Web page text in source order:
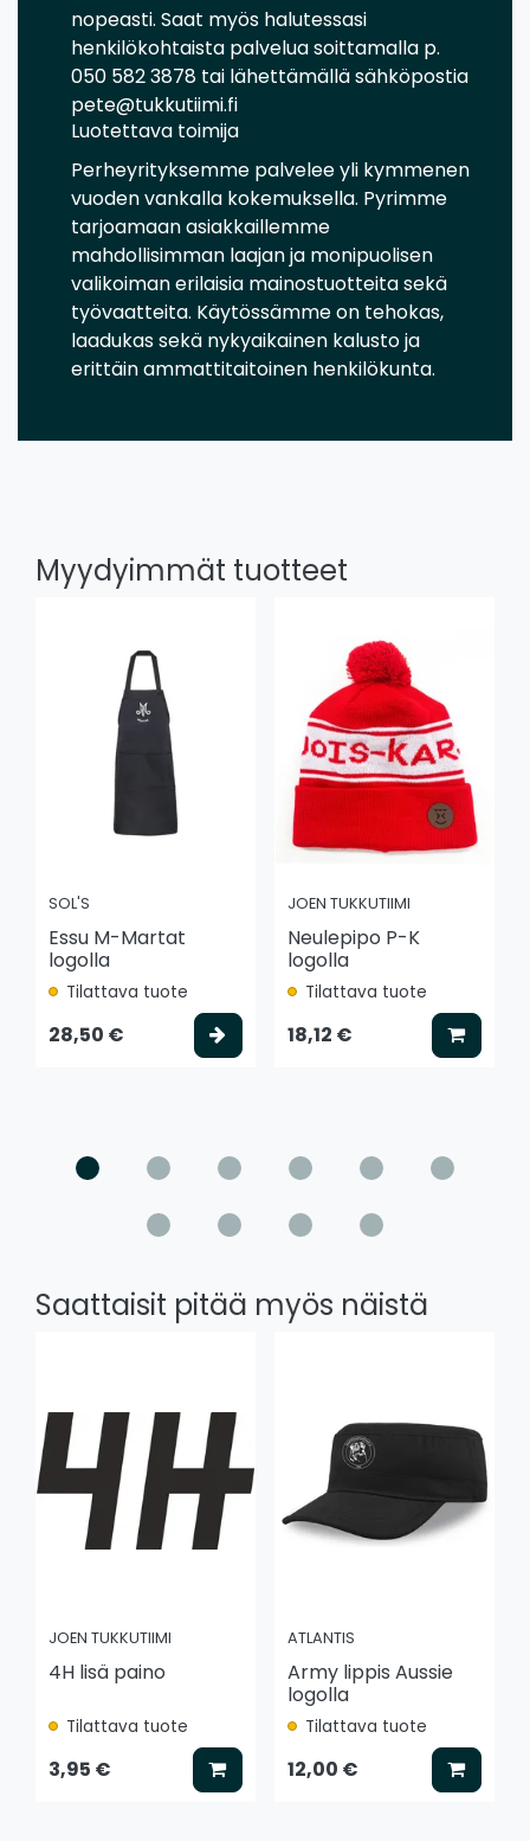
nopeasti. Saat myös halutessasi
henkilökohtaista palvelua soittamalla p.
050 582 3878 tai lähettämällä sähköpostia
pete@tukkutiimi.fi
Luotettava toimija
Perheyrityksemme palvelee yli kymmenen
vuoden vankalla kokemuksella. Pyrimme
tarjoamaan asiakkaillemme
mahdollisimman laajan ja monipuolisen
valikoiman erilaisia mainostuotteita sekä
työvaatteita. Käytössämme on tehokas,
laadukas sekä nykyaikainen kalusto ja
erittäin ammattitaitoinen henkilökunta.
Myydyimmät tuotteet
SOL'S
Essu M-Martat
logolla
Tilattava tuote
28,50 € Valitse vaihtoehto
JOEN TUKKUTIIMI
Neulepipo P-K
logolla
Tilattava tuote
18,12 € Lisää
Saattaisit pitää myös näistä
JOEN TUKKUTIIMI
4H lisä paino
Tilattava tuote
3,95 € Lisää koriin
ATLANTIS
Army lippis Aussie
logolla
Tilattava tuote
12,00 € Lisää